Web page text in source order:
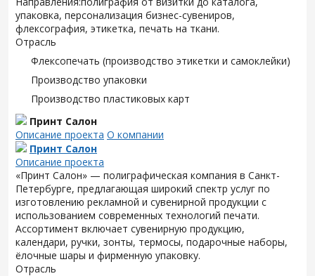
упаковка, персонализация бизнес-сувениров,
флексография, этикетка, печать на ткани.
Отрасль
Флексопечать (производство этикетки и самоклейки)
Производство упаковки
Производство пластиковых карт
Принт Салон
Описание проекта О компании
Принт Салон
Описание проекта
«Принт Салон» — полиграфическая компания в Санкт-
Петербурге, предлагающая широкий спектр услуг по
изготовлению рекламной и сувенирной продукции с
использованием современных технологий печати.
Ассортимент включает сувенирную продукцию,
календари, ручки, зонты, термосы, подарочные наборы,
ёлочные шары и фирменную упаковку.
Отрасль